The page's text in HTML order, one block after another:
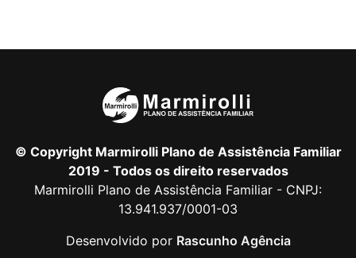
© Copyright Marmirolli Plano de Assistência Familiar
2019 - Todos os direito reservados
Marmirolli Plano de Assistência Familiar - CNPJ:
13.941.937/0001-03
Desenvolvido por Rascunho Agência